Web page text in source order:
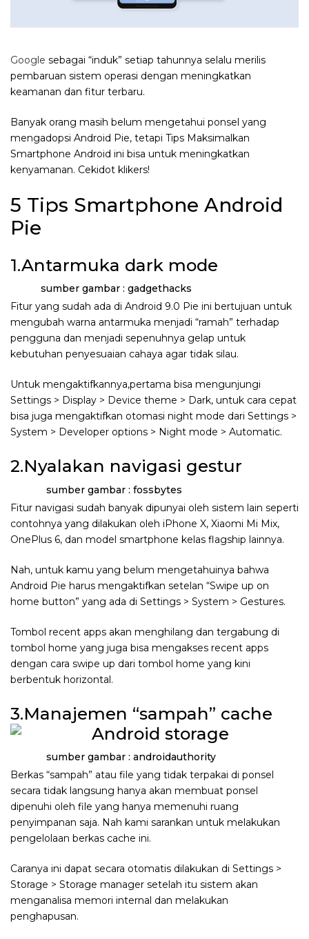
Google sebagai “induk” setiap tahunnya selalu merilis
pembaruan sistem operasi dengan meningkatkan
keamanan dan fitur terbaru.
Banyak orang masih belum mengetahui ponsel yang
mengadopsi Android Pie, tetapi Tips Maksimalkan
Smartphone Android ini bisa untuk meningkatkan
kenyamanan. Cekidot klikers!
5 Tips Smartphone Android
Pie
1.Antarmuka dark mode
sumber gambar : gadgethacks
Fitur yang sudah ada di Android 9.0 Pie ini bertujuan untuk
mengubah warna antarmuka menjadi “ramah” terhadap
pengguna dan menjadi sepenuhnya gelap untuk
kebutuhan penyesuaian cahaya agar tidak silau.
Untuk mengaktifkannya,pertama bisa mengunjungi
Settings > Display > Device theme > Dark, untuk cara cepat
bisa juga mengaktifkan otomasi night mode dari Settings >
System > Developer options > Night mode > Automatic.
2.Nyalakan navigasi gestur
sumber gambar : fossbytes
Fitur navigasi sudah banyak dipunyai oleh sistem lain seperti
contohnya yang dilakukan oleh iPhone X, Xiaomi Mi Mix,
OnePlus 6, dan model smartphone kelas flagship lainnya.
Nah, untuk kamu yang belum mengetahuinya bahwa
Android Pie harus mengaktifkan setelan “Swipe up on
home button” yang ada di Settings > System > Gestures.
Tombol recent apps akan menghilang dan tergabung di
tombol home yang juga bisa mengakses recent apps
dengan cara swipe up dari tombol home yang kini
berbentuk horizontal.
3.Manajemen “sampah” cache
sumber gambar : androidauthority
Berkas “sampah” atau file yang tidak terpakai di ponsel
secara tidak langsung hanya akan membuat ponsel
dipenuhi oleh file yang hanya memenuhi ruang
penyimpanan saja. Nah kami sarankan untuk melakukan
pengelolaan berkas cache ini.
Caranya ini dapat secara otomatis dilakukan di Settings >
Storage > Storage manager setelah itu sistem akan
menganalisa memori internal dan melakukan
penghapusan.